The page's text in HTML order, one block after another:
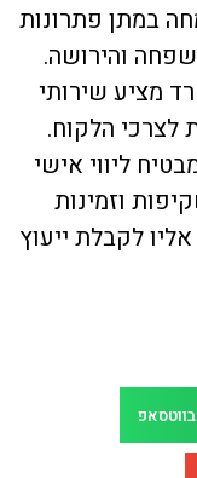
במתן פתרונות
והירושה.
המשרד מציע שירותי
לצרכי הלקוח.
ליווי אישי
וזמינות
לקבלת ייעוץ